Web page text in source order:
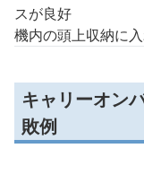
スが良好
機内の頭上収納に
キャリーオン
敗例